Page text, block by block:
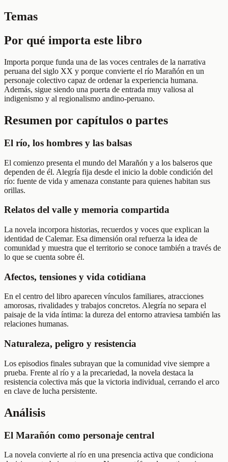
Temas
Por qué importa este libro
Importa porque funda una de las voces centrales de la narrativa
peruana del siglo XX y porque convierte el río Marañón en un
personaje colectivo capaz de ordenar la experiencia humana.
Además, sigue siendo una puerta de entrada muy valiosa al
indigenismo y al regionalismo andino-peruano.
Resumen por capítulos o partes
El río, los hombres y las balsas
El comienzo presenta el mundo del Marañón y a los balseros que
dependen de él. Alegría fija desde el inicio la doble condición del
río: fuente de vida y amenaza constante para quienes habitan sus
orillas.
Relatos del valle y memoria compartida
La novela incorpora historias, recuerdos y voces que explican la
identidad de Calemar. Esa dimensión oral refuerza la idea de
comunidad y muestra que el territorio se conoce también a través de
lo que se cuenta sobre él.
Afectos, tensiones y vida cotidiana
En el centro del libro aparecen vínculos familiares, atracciones
amorosas, rivalidades y trabajos concretos. Alegría no separa el
paisaje de la vida íntima: la dureza del entorno atraviesa también las
relaciones humanas.
Naturaleza, peligro y resistencia
Los episodios finales subrayan que la comunidad vive siempre a
prueba. Frente al río y a la precariedad, la novela destaca la
resistencia colectiva más que la victoria individual, cerrando el arco
en clave de lucha persistente.
Análisis
El Marañón como personaje central
La novela convierte al río en una presencia activa que condiciona